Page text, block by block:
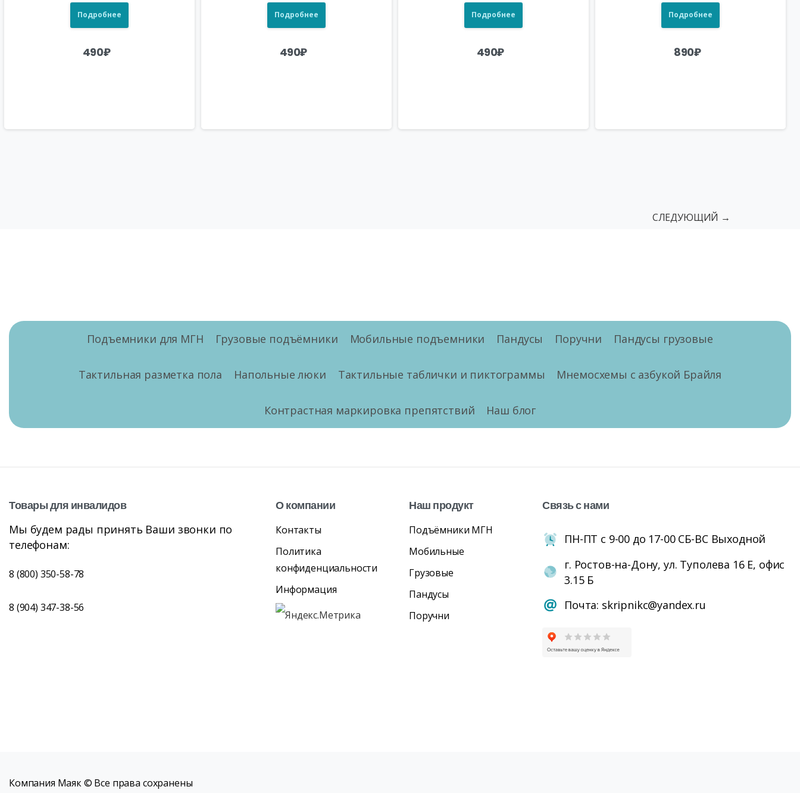
Подробнее
490₽
Подробнее
490₽
Подробнее
490₽
Подробнее
890₽
СЛЕДУЮЩИЙ →
Подъемники для МГН Грузовые подъёмники Мобильные подъемники Пандусы Поручни Пандусы грузовые
Тактильная разметка пола Напольные люки Тактильные таблички и пиктограммы Мнемосхемы с азбукой Брайля
Контрастная маркировка препятствий Наш блог
Товарыдля инвалидов
Мы будем рады принять Ваши звонки по
телефонам:
8 (800) 350-58-78
8 (904) 347-38-56
Окомпании
Контакты
Политика
конфиденциальности
Информация
Наш продукт
Подъёмники МГН
Мобильные
Грузовые
Пандусы
Поручни
Связьснами
ПН-ПТ с 9-00 до 17-00 СБ-ВС Выходной
г. Ростов-на-Дону, ул. Туполева 16 Е, офис
3.15 Б
Почта: skripnikc@yandex.ru
Компания Маяк © Все права сохранены